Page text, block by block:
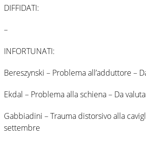
DIFFIDATI:
–
INFORTUNATI:
Bereszynski – Problema all’adduttore –
Ekdal – Problema alla schiena – Da
Gabbiadini – Trauma distorsivo alla
settembre